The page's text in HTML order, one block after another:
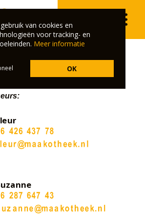
van cookies en
voor tracking- en
Meer informatie
OK